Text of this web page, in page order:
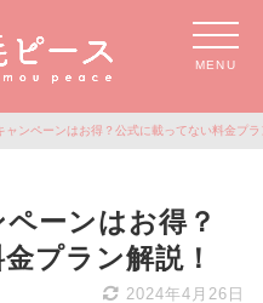
MENU
ャンペーンはお得？公式に載ってない料金プ
ーンはお得？
プラン解説！
2024年4月26日